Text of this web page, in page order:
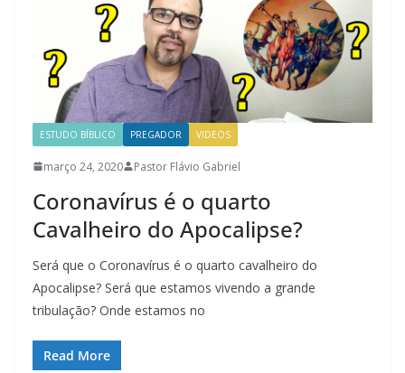
ESTUDO BÍBLICO PREGADOR VIDEOS
março 24, 2020 Pastor Flávio Gabriel
Coronavírus é o quarto
Cavalheiro do Apocalipse?
Será que o Coronavírus é o quarto cavalheiro do
Apocalipse? Será que estamos vivendo a grande
tribulação? Onde estamos no
Read More